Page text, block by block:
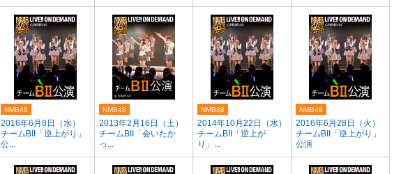
2016年6月8日（水）
チームBII「逆上がり」
公...
NMB48
2013年2月16日（土）
チームBII「会いたか
っ...
NMB48
2014年10月22日（水）
チームBII「逆上が
り」...
NMB48
2016年6月28日（火）
チームBII「逆上がり」
公演
NMB48